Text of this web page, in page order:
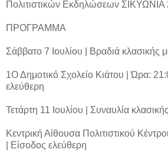
Πολιτιστικών Εκδηλώσεων ΣΙΚΥΩΝΙΑ
ΠΡΟΓΡΑΜΜΑ
Σάββατο 7 Ιουλίου | Βραδιά κλασικής
1Ο Δημοτικό Σχολείο Κιάτου | Ώρα:
ελεύθερη
Τετάρτη 11 Ιουλίου | Συναυλία
Κεντρική Αίθουσα Πολιτιστικού
| Είσοδος ελεύθερη